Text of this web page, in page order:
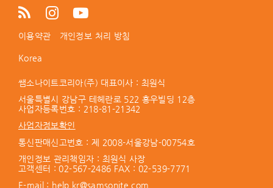
이용약관 개인정보 처리 방침
Korea
쌤소나이트코리아(주) 대표이사 : 최원식
서울특별시 강남구 테헤란로 522 홍우빌딩 12층
사업자등록번호 : 218-81-21342
사업자정보확인
통신판매신고번호 : 제 2008-서울강남-00754호
개인정보 관리책임자 : 최원식 사장
고객센터 :02-567-2486 FAX : 02-539-7771
E-mail : help.kr@samsonite.com